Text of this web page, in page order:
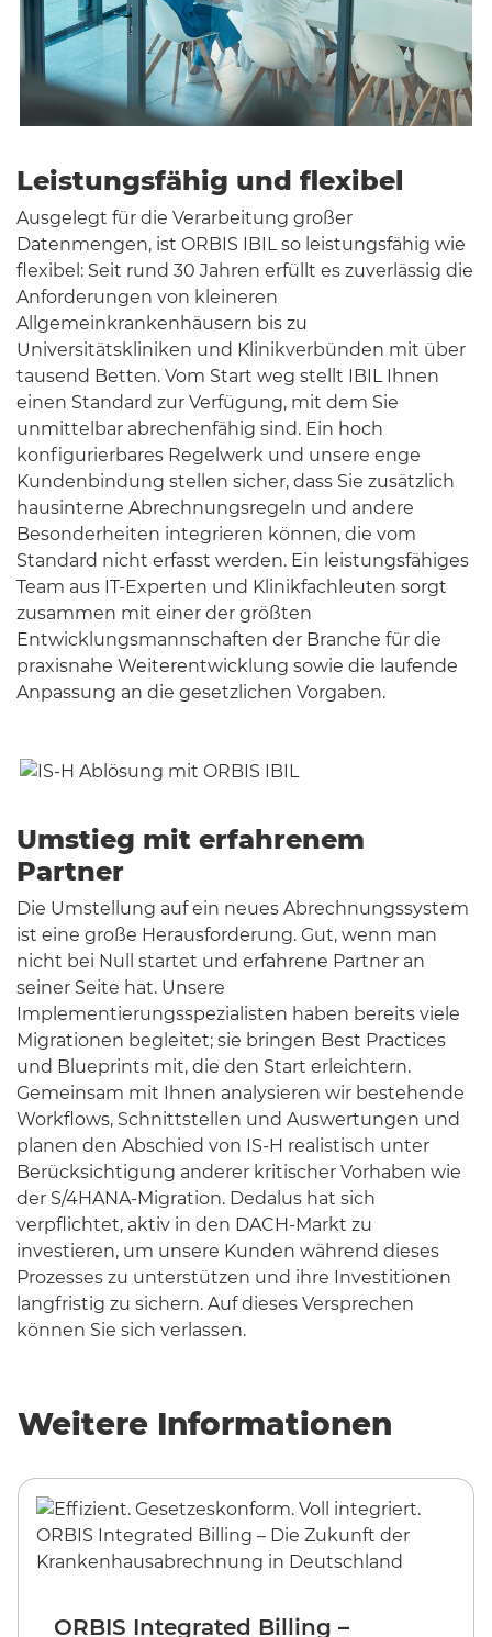
Leistungsfähig und flexibel
Ausgelegt für die Verarbeitung großer
Datenmengen, ist ORBIS IBIL so leistungsfähig wie
flexibel: Seit rund 30 Jahren erfüllt es zuverlässig die
Anforderungen von kleineren
Allgemeinkrankenhäusern bis zu
Universitätskliniken und Klinikverbünden mit über
tausend Betten. Vom Start weg stellt IBIL Ihnen
einen Standard zur Verfügung, mit dem Sie
unmittelbar abrechenfähig sind. Ein hoch
konfigurierbares Regelwerk und unsere enge
Kundenbindung stellen sicher, dass Sie zusätzlich
hausinterne Abrechnungsregeln und andere
Besonderheiten integrieren können, die vom
Standard nicht erfasst werden. Ein leistungsfähiges
Team aus IT-Experten und Klinikfachleuten sorgt
zusammen mit einer der größten
Entwicklungsmannschaften der Branche für die
praxisnahe Weiterentwicklung sowie die laufende
Anpassung an die gesetzlichen Vorgaben.
Umstieg mit erfahrenem
Partner
Die Umstellung auf ein neues Abrechnungssystem
ist eine große Herausforderung. Gut, wenn man
nicht bei Null startet und erfahrene Partner an
seiner Seite hat. Unsere
Implementierungsspezialisten haben bereits viele
Migrationen begleitet; sie bringen Best Practices
und Blueprints mit, die den Start erleichtern.
Gemeinsam mit Ihnen analysieren wir bestehende
Workflows, Schnittstellen und Auswertungen und
planen den Abschied von IS-H realistisch unter
Berücksichtigung anderer kritischer Vorhaben wie
der S/4HANA-Migration. Dedalus hat sich
verpflichtet, aktiv in den DACH-Markt zu
investieren, um unsere Kunden während dieses
Prozesses zu unterstützen und ihre Investitionen
langfristig zu sichern. Auf dieses Versprechen
können Sie sich verlassen.
Weitere Informationen
ORBIS Integrated Billing –